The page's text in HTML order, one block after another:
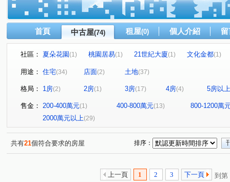
首頁 中古屋(74) 租屋(0) 個人介紹
社區： 夏朵花園(1) 桃園居易(1) 21世紀大廈(1) 文化金都(1)
"無" 龍潭海德堡花園 (1)
帝王新廈
丰閣 布拉格文學苑III期(1)
春虹麗晶花
舞揚一綻(1) 中山西路二段 (1) 三座屋段 中正路三段
山下段(3) 中華路
華勛街(1) 吉長街(1) 民生路(1) 中北路二段(1)
大觀
大路段(2) 環南路三段 廣興三街(1) 大莊路(1)
新
楊湖路三段(1) 忠愛路二段(1) 忠勇街(1) 南豐路(1)
(2) 福興街(1) 新洲五街 (1)
介壽路
用途： 住宅(34) 店面(2) 土地(37)
格局： 1房(2) 2房(1) 3房(17) 4房(4) 5房以上
售金： 200-400萬元(1) 400-800萬元(13)
800-1200萬
2000萬元以上(29)
共有21個符合要求的房屋 排序：
上一頁 1 2 3 下一頁 到第